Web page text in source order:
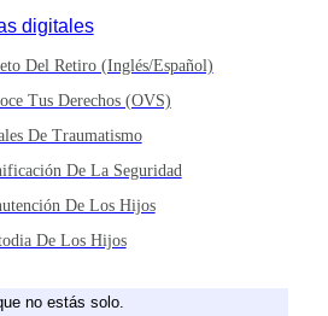
digitales
Del Retiro (inglés/español)
Tus Derechos (OVS)
De Traumatismo
De La Seguridad
De Los Hijos
De Los Hijos
no estás solo.